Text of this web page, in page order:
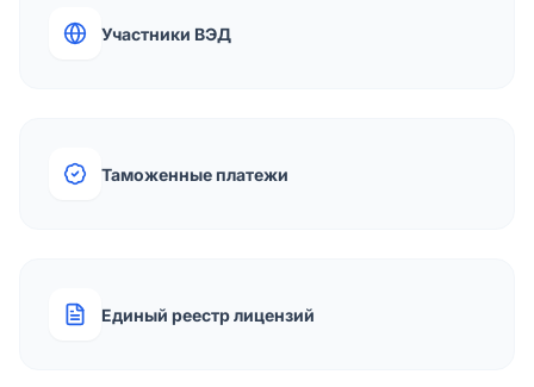
Участники ВЭД
Таможенные платежи
Единый реестр лицензий